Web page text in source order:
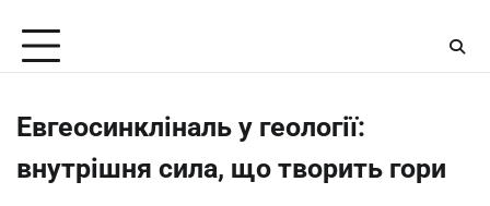
content
Евгеосинкліналь у геології:
внутрішня сила, що творить гори